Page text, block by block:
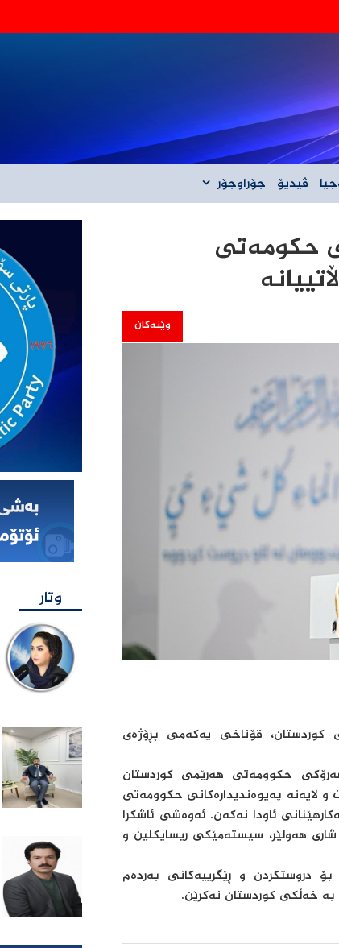
ڤیدیۆ جۆراوجۆر
حکومەتی
وێنەکان
هەرێمی کوردستان، قۆناخی یەکەمی پڕۆژەی
حكوومەتی هەرێمی كوردستان
لایەنە پەیوەندیدارەكانی حكوومەتی
ئاودا نەكەن. ئەوەشی ئاشكرا
شاری هەولێر، سیستەمێكی ریسایكلین و
دروستکردن و ڕێگرییەكانی بەردەم
خەڵكی كوردستان نەكرێن.
وتار